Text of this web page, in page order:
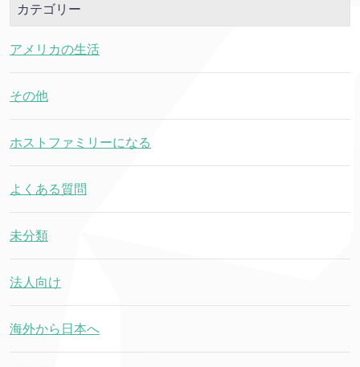
カテゴリー
アメリカの生活
その他
ホストファミリーになる
よくある質問
未分類
法人向け
海外から日本へ